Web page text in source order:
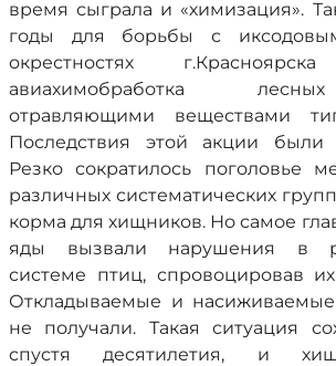
время сыграла и «химизация».
годы для борьбы с
окрестностях
авиахимобработка
отравляющими веществами
Последствия этой акции были
Резко сократилось поголовье
различных систематических
корма для хищников. Но самое
яды вызвали нарушения в
системе птиц, спровоцировав
Откладываемые и
не получали. Такая ситуация
спустя десятилетия, и